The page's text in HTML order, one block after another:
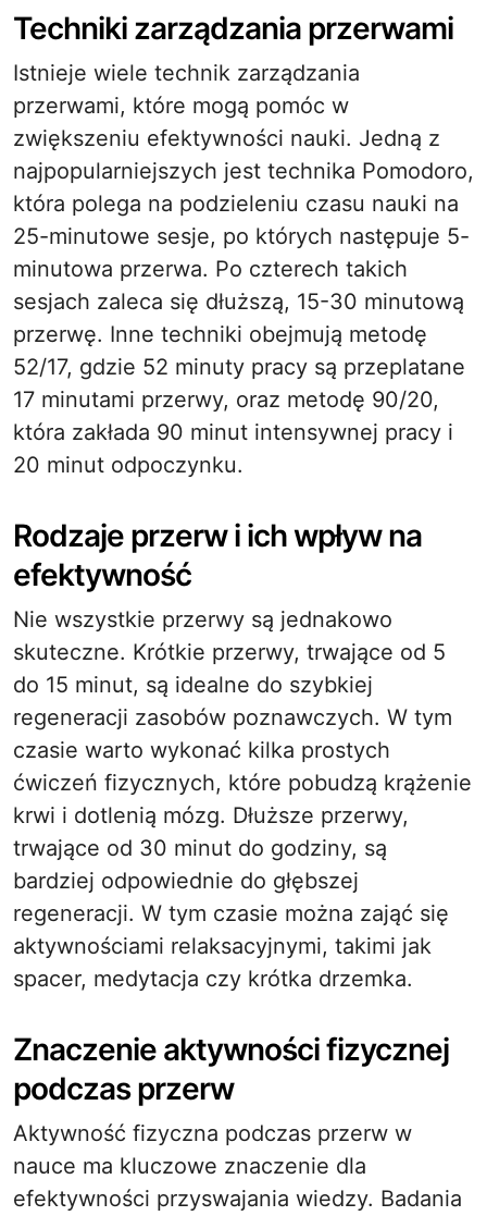
Techniki zarządzania przerwami
Istnieje wiele technik zarządzania
przerwami, które mogą pomóc w
zwiększeniu efektywności nauki. Jedną z
najpopularniejszych jest technika Pomodoro,
która polega na podzieleniu czasu nauki na
25-minutowe sesje, po których następuje 5-
minutowa przerwa. Po czterech takich
sesjach zaleca się dłuższą, 15-30 minutową
przerwę. Inne techniki obejmują metodę
52/17, gdzie 52 minuty pracy są przeplatane
17 minutami przerwy, oraz metodę 90/20,
która zakłada 90 minut intensywnej pracy i
20 minut odpoczynku.
Rodzaje przerw i ich wpływ na
efektywność
Nie wszystkie przerwy są jednakowo
skuteczne. Krótkie przerwy, trwające od 5
do 15 minut, są idealne do szybkiej
regeneracji zasobów poznawczych. W tym
czasie warto wykonać kilka prostych
ćwiczeń fizycznych, które pobudzą krążenie
krwi i dotlenią mózg. Dłuższe przerwy,
trwające od 30 minut do godziny, są
bardziej odpowiednie do głębszej
regeneracji. W tym czasie można zająć się
aktywnościami relaksacyjnymi, takimi jak
spacer, medytacja czy krótka drzemka.
Znaczenie aktywności fizycznej
podczas przerw
Aktywność fizyczna podczas przerw w
nauce ma kluczowe znaczenie dla
efektywności przyswajania wiedzy. Badania